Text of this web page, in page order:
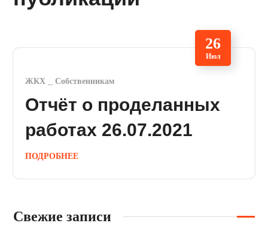
26
Июл
ЖКХ Собственникам
Отчёт о проделанных
работах 26.07.2021
ПОДРОБНЕЕ
Свежие записи